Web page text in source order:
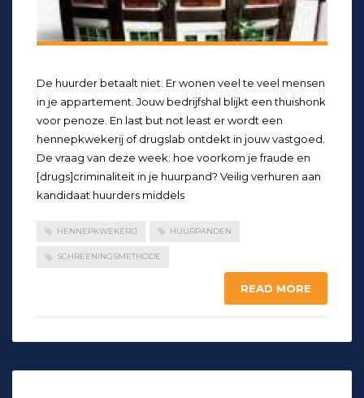
De huurder betaalt niet. Er wonen veel te veel mensen
in je appartement. Jouw bedrijfshal blijkt een thuishonk
voor penoze. En last but not least er wordt een
hennepkwekerij of drugslab ontdekt in jouw vastgoed.
De vraag van deze week: hoe voorkom je fraude en
[drugs]criminaliteit in je huurpand? Veilig verhuren aan
kandidaat huurders middels
HENNEPKWEKERIJ HUURPANDEN
SCHREENINGSMETHODE
READ MORE